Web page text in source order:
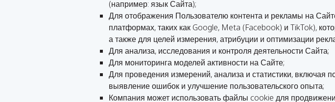
(например: язык Сайта);
Для отображения Пользователю контента и рекламы на
платформах, таких как Google, Meta (Facebook) и TikTok),
а также для целей измерения, атрибуции и оптимизации
Для анализа, исследования и контроля деятельности Сайта;
Для мониторинга моделей активности на Сайте;
Для проведения измерений, анализа и статистики, включая
выявление ошибок и улучшение пользовательского опыта;
Компания может использовать файлы cookie для